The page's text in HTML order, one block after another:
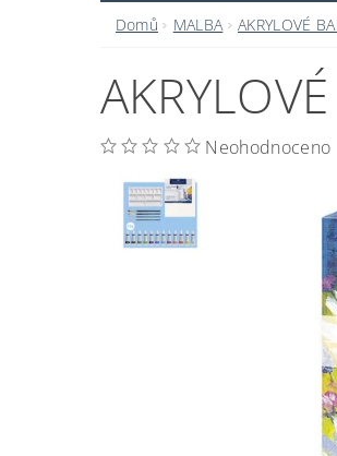
Domů MALBA AKRYLOVÉ
Neohodnoceno